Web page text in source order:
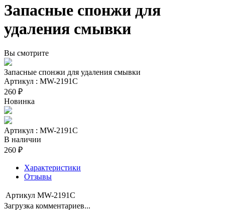
Запасные спонжи для
удаления смывки
Вы смотрите
Запасные спонжи для удаления смывки
Артикул : MW-2191C
260 ₽
Новинка
Артикул : MW-2191C
В наличии
260 ₽
Характеристики
Отзывы
Артикул MW-2191C
Загрузка комментариев...